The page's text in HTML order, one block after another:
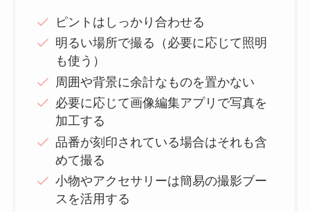
ピントはしっかり合わせる
明るい場所で撮る（必要に応じて照明
も使う）
周囲や背景に余計なものを置かない
必要に応じて画像編集アプリで写真を
加工する
品番が刻印されている場合はそれも含
めて撮る
小物やアクセサリーは簡易の撮影ブー
スを活用する